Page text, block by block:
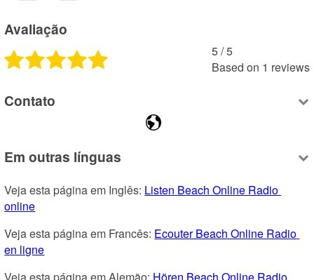
Avaliação
5 /5
Based on 1 reviews
Contato
Em outras línguas
Veja esta página em Inglês: Listen Beach Online Radio
online
Veja esta página em Francês: Ecouter Beach Online Radio
en ligne
Veja esta página em Alemão: Hören Beach Online Radio